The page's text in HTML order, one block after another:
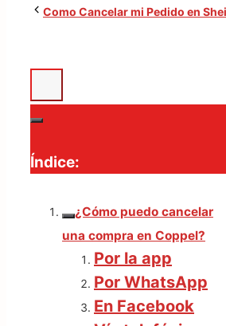
Como Cancelar mi Pedido en
Índice:
¿Cómo puedo cancelar
una compra en Coppel?
Por la app
Por WhatsApp
En Facebook